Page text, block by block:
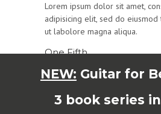
Lorem ipsum dolor sit amet,
adipisicing elit, sed do
ut labolore magna aliqua.
One Fifth
Lorem ipsum dolor sit amet,
adipisicing elit, sed do eiusmod
ut labolore magna aliqua.